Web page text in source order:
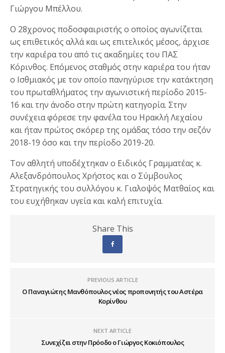
Γιώργου Μπέλλου.
Ο 28χρονος ποδοσφαιριστής ο οποίος αγωνίζεται
ως επιθετικός αλλά και ως επιτελικός μέσος, άρχισε
την καριέρα του από τις ακαδημίες του ΠΑΣ
Κόρινθος. Επόμενος σταθμός στην καριέρα του ήταν
ο Ισθμιακός με τον οποίο πανηγύρισε την κατάκτηση
του πρωταθλήματος την αγωνιστική περίοδο 2015-
16 και την άνοδο στην πρώτη κατηγορία. Στην
συνέχεια φόρεσε την φανέλα του Ηρακλή Λεχαίου
και ήταν πρώτος σκόρερ της ομάδας τόσο την σεζόν
2018-19 όσο και την περίοδο 2019-20.
Τον αθλητή υποδέχτηκαν ο Ειδικός Γραμματέας κ.
Αλεξανδρόπουλος Χρήστος και ο Σύμβουλος
Στρατηγικής του συλλόγου κ. Γιαλοψός Ματθαίος και
του ευχήθηκαν υγεία και καλή επιτυχία.
Share This
PREVIOUS ARTICLE
Ο Παναγιώτης Μανθόπουλος νέος προπονητής του Αστέρα
Κορίνθου
NEXT ARTICLE
Συνεχίζει στην Πρόοδο ο Γιώργος Κοκιόπουλος